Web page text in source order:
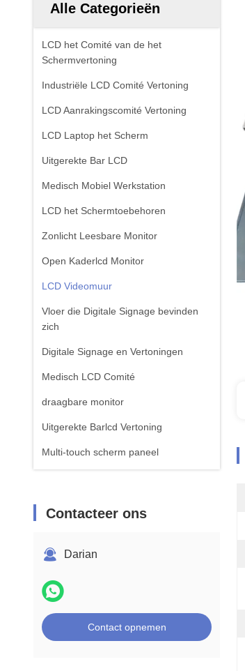
Alle Categorieën
LCD het Comité van de het
Schermvertoning
Industriële LCD Comité Vertoning
LCD Aanrakingscomité Vertoning
LCD Laptop het Scherm
Uitgerekte Bar LCD
Medisch Mobiel Werkstation
LCD het Schermtoebehoren
Zonlicht Leesbare Monitor
Open Kaderlcd Monitor
LCD Videomuur
Vloer die Digitale Signage bevinden
zich
Digitale Signage en Vertoningen
Medisch LCD Comité
draagbare monitor
Uitgerekte Barlcd Vertoning
Multi-touch scherm paneel
Contacteer ons
Darian
Contact opnemen